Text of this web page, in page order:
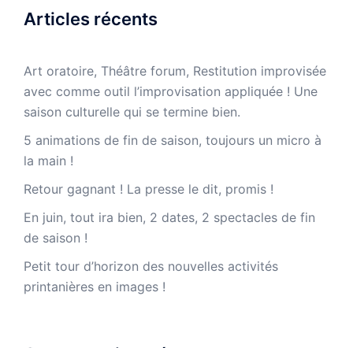
Articles récents
Art oratoire, Théâtre forum, Restitution improvisée
avec comme outil l’improvisation appliquée ! Une
saison culturelle qui se termine bien.
5 animations de fin de saison, toujours un micro à
la main !
Retour gagnant ! La presse le dit, promis !
En juin, tout ira bien, 2 dates, 2 spectacles de fin
de saison !
Petit tour d’horizon des nouvelles activités
printanières en images !